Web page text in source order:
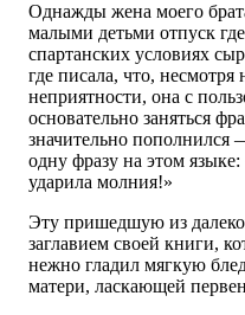
Однажды жена моего
малыми детьми отпуск
спартанских условиях
где писала, что,
неприятности, она с
основательно заняться
значительно пополнился
одну фразу на этом
ударила молния!»
Эту пришедшую из
заглавием своей книги,
нежно гладил мягкую
матери, ласкающей